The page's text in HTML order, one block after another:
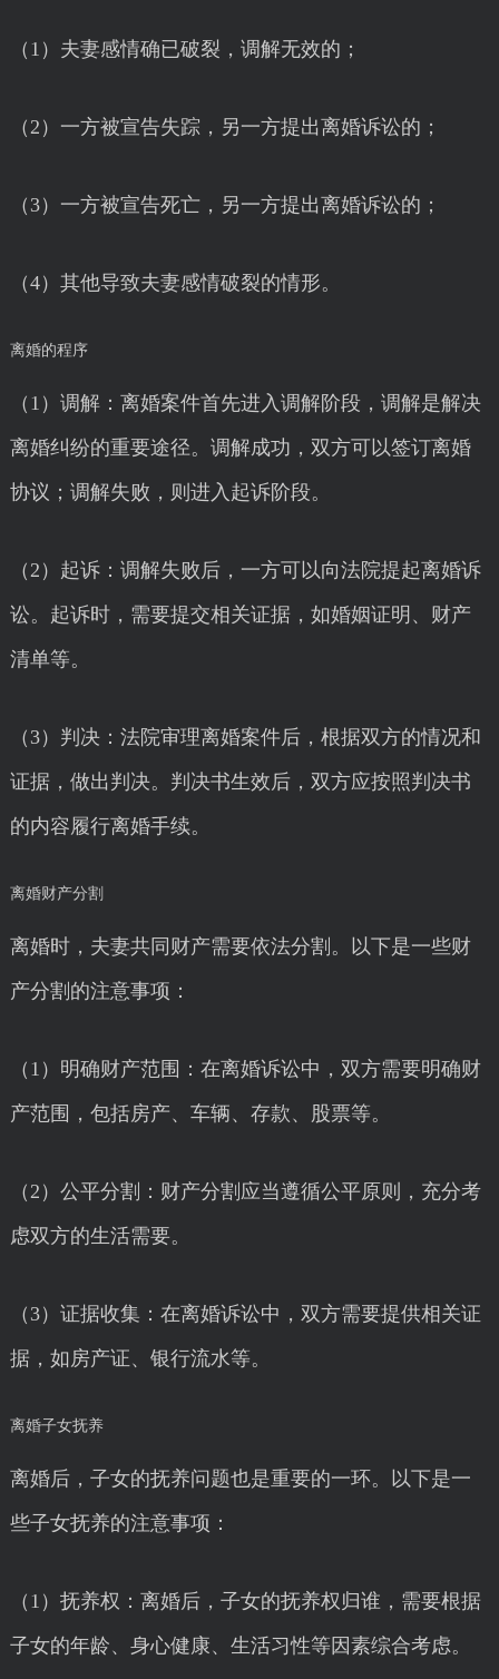
（1）夫妻感情确已破裂，调解无效的；
（2）一方被宣告失踪，另一方提出离婚诉讼的；
（3）一方被宣告死亡，另一方提出离婚诉讼的；
（4）其他导致夫妻感情破裂的情形。
离婚的程序
（1）调解：离婚案件首先进入调解阶段，调解是解决
离婚纠纷的重要途径。调解成功，双方可以签订离婚
协议；调解失败，则进入起诉阶段。
（2）起诉：调解失败后，一方可以向法院提起离婚诉
讼。起诉时，需要提交相关证据，如婚姻证明、财产
清单等。
（3）判决：法院审理离婚案件后，根据双方的情况和
证据，做出判决。判决书生效后，双方应按照判决书
的内容履行离婚手续。
离婚财产分割
离婚时，夫妻共同财产需要依法分割。以下是一些财
产分割的注意事项：
（1）明确财产范围：在离婚诉讼中，双方需要明确财
产范围，包括房产、车辆、存款、股票等。
（2）公平分割：财产分割应当遵循公平原则，充分考
虑双方的生活需要。
（3）证据收集：在离婚诉讼中，双方需要提供相关证
据，如房产证、银行流水等。
离婚子女抚养
离婚后，子女的抚养问题也是重要的一环。以下是一
些子女抚养的注意事项：
（1）抚养权：离婚后，子女的抚养权归谁，需要根据
子女的年龄、身心健康、生活习性等因素综合考虑。